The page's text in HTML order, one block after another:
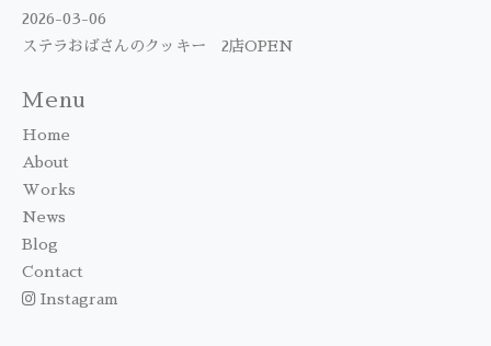
2026-03-06
ステラおばさんのクッキー 2店OPEN
Menu
Home
About
Works
News
Blog
Contact
Instagram